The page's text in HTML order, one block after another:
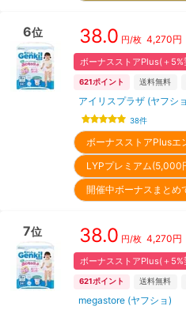
6位 38.0 円/枚 4,270円
ボーナスストアPlus(＋5%
621ポイント 送料無料
アイリスプラザ (ヤフシ
38件
ボーナスストアPlus
LYPプレミアム
開催中ボーナスまと
7位 38.0 円/枚 4,270円
ボーナスストアPlus(＋5%
621 ポイント 送料無料
megastore (ヤフショ)